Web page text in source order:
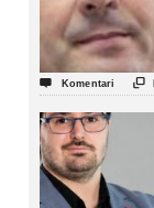
 Komentari 